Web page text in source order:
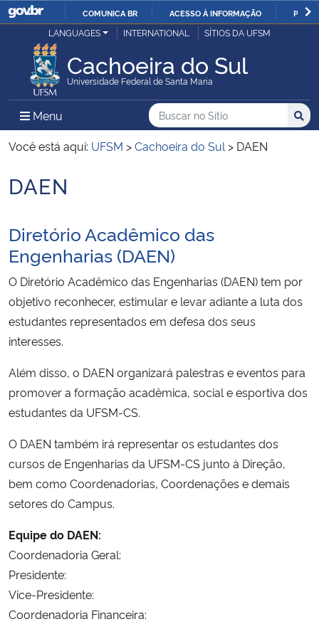
IR
O
COMUNICA BR ACESSO À INFORMAÇÃO
Ministério da Justiça e Segurança Pública
Ministério da Defesa
Ministério das Relações Exteriores
Ministério da Economia
Ministério da Agricultura, Pecuária e Abastecimento
Ministério da Cidadania
Ministério da Saúde
Ministério de Minas e Energia
Ministério da Ciência, Tecnologia, Inovações e Comunicações
Ministério do Meio Ambiente
Ministério do Desenvolvimento Regional
Controladoria-Geral da União
LANGUAGES INTERNATIONAL SÍTIOS DA UFSM
Cachoeira do Sul
Universidade Federal de Santa Maria
Menu Menu Principal do Sítio
Busca
Buscar no no Sítio
Busca:
Você está aqui: UFSM >Cachoeira do Sul > DAEN
Início do conteúdo
DAEN
Diretório Acadêmico das
Engenharias (DAEN)
O Diretório Acadêmico das Engenharias (DAEN) tem por
objetivo reconhecer, estimular e levar adiante a luta dos
estudantes representados em defesa dos seus
interesses.
Além disso, o DAEN organizará palestras e eventos para
promover a formação acadêmica, social e esportiva dos
estudantes da UFSM-CS.
O DAEN também irá representar os estudantes dos
cursos de Engenharias da UFSM-CS junto à Direção,
bem como Coordenadorias, Coordenações e demais
setores do Campus.
Equipe do DAEN:
Coordenadoria Geral:
Presidente:
Vice-Presidente:
Coordenadoria Financeira: